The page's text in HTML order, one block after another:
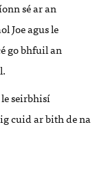
sé ar an
Joe agus le
go bhfuil an
seirbhisí
cuid ar bith de na